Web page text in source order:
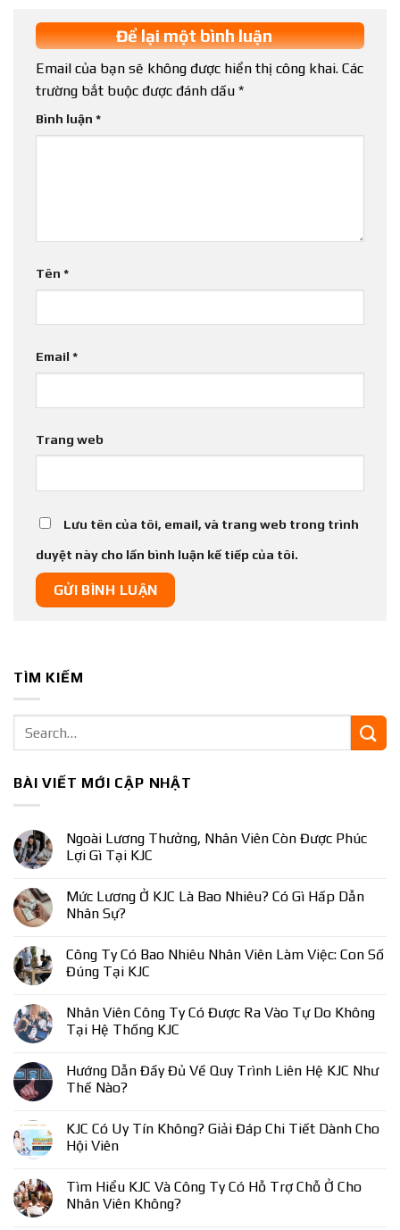
Để lại một bình luận
Email của bạn sẽ không được hiển thị công khai. Các
trường bắt buộc được đánh dấu *
Bình luận *
Tên *
Email *
Trang web
Lưu tên của tôi, email, và trang web trong trình
duyệt này cho lần bình luận kế tiếp của tôi.
TÌM KIẾM
BÀI VIẾT MỚI CẬP NHẬT
Ngoài Lương Thưởng, Nhân Viên Còn Được Phúc
Lợi Gì Tại KJC
Mức Lương Ở KJC Là Bao Nhiêu? Có Gì Hấp Dẫn
Nhân Sự?
Công Ty Có Bao Nhiêu Nhân Viên Làm Việc: Con Số
Đúng Tại KJC
Nhân Viên Công Ty Có Được Ra Vào Tự Do Không
Tại Hệ Thống KJC
Hướng Dẫn Đầy Đủ Về Quy Trình Liên Hệ KJC Như
Thế Nào?
KJC Có Uy Tín Không? Giải Đáp Chi Tiết Dành Cho
Hội Viên
Tìm Hiểu KJC Và Công Ty Có Hỗ Trợ Chỗ Ở Cho
Nhân Viên Không?